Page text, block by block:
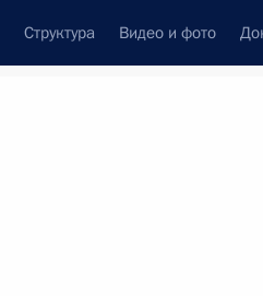
Структура Видео и фото